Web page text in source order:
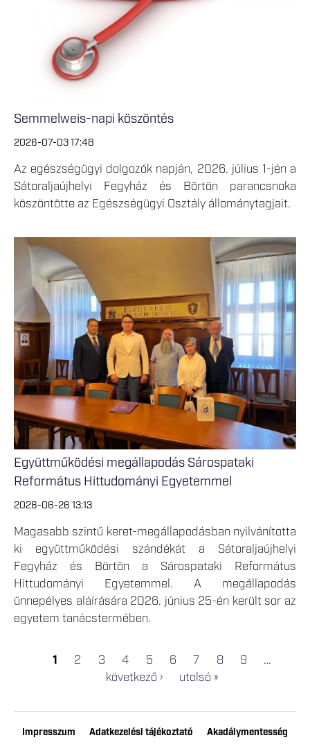
Semmelweis-napi köszöntés
2026-07-03 17:48
Az egészségügyi dolgozók napján, 2026. július 1-jén a
Sátoraljaújhelyi Fegyház és Börtön parancsnoka
köszöntötte az Egészségügyi Osztály állománytagjait.
Együttműködési megállapodás Sárospataki
Református Hittudományi Egyetemmel
2026-06-26 13:13
Magasabb szintű keret-megállapodásban nyilvánította
ki együttműködési szándékát a Sátoraljaújhelyi
Fegyház és Börtön a Sárospataki Református
Hittudományi Egyetemmel. A megállapodás
ünnepélyes aláírására 2026. június 25-én került sor az
egyetem tanácstermében.
1 2 3 4 5 6 7 8 9
…
következő ›
utolsó »
Impresszum Adatkezelési tájékoztató Akadálymentesség